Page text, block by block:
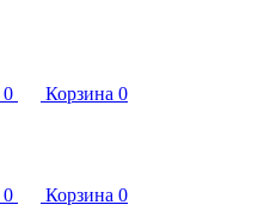
0 Корзина 0
0 Корзина 0